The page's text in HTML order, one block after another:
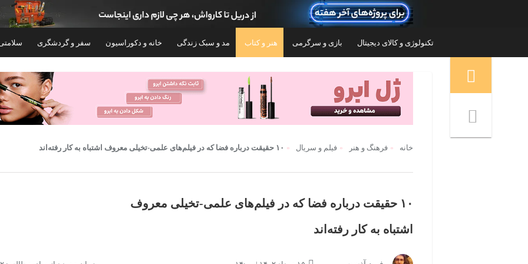
تکنولوژی و کالای دیجیتال بازی و سرگرمی هنر و کتاب مد و سبک زندگی خانه و دکوراسیون سفر و گردشگری
منوی ناوبری خرده نان
خانه فرهنگ و هنر فیلم و سریال ۱۰ حقیقت درباره‌ فضا که در فیلم‌های علمی-تخیلی معروف اشتباه به کار رفته‌اند
۱۰ حقیقت درباره‌ فضا که در فیلم‌های علمی-تخیلی معروف
اشتباه به کار رفته‌اندتلویزیون 55 اینچ ال ای دی هوشمند ال جی مدل
تلویزیون 32 اینچ ال ای دی ایکس ویژن مدل